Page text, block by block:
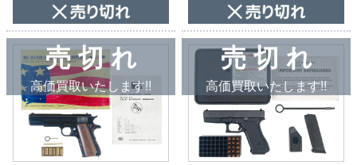
売 切 れ
高価買取いたします!!
売 切 れ
高価買取いたします!!